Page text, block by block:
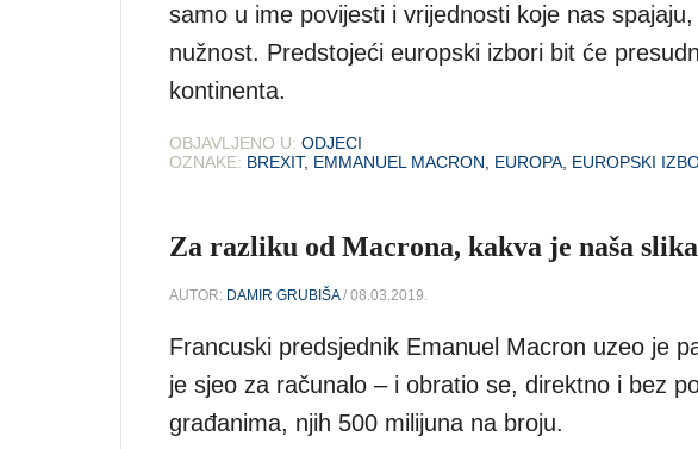
samo u ime povijesti i vrijednosti koje nas
nužnost. Predstojeći europski izbori bit će
kontinenta.
OBJAVLJENO U: ODJECI
OZNAKE: BREXIT, EMMANUEL MACRON EUROPA EUROPSKI
Za razliku od Macrona, kakva je naša
AUTOR: DAMIR GRUBIŠA/ 08.03.2019.
Francuski predsjednik Emanuel Macron uzeo je
je sjeo za računalo – i obratio se, direktno i bez
građanima, njih 500 milijuna na broju.